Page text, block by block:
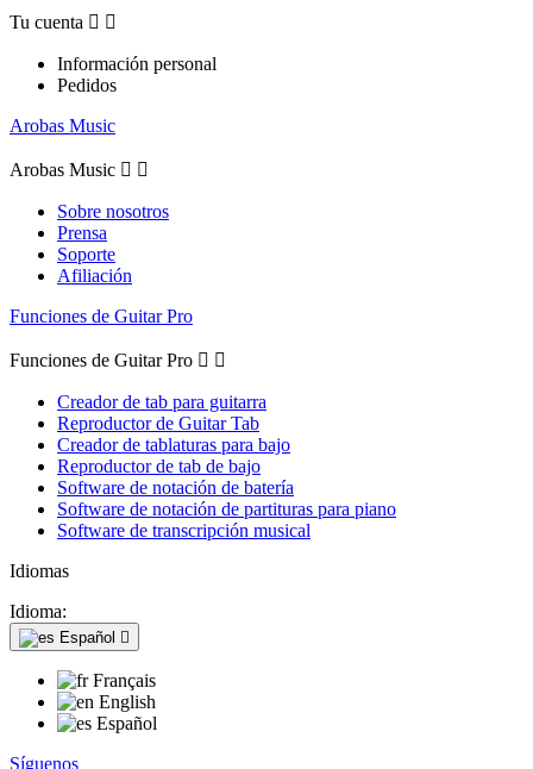
Tu cuenta  
Información personal
Pedidos
Arobas Music
Arobas Music  
Sobre nosotros
Prensa
Soporte
Afiliación
Funciones de Guitar Pro
Funciones de Guitar Pro  
Creador de tab para guitarra
Reproductor de Guitar Tab
Creador de tablaturas para bajo
Reproductor de tab de bajo
Software de notación de batería
Software de notación de partituras para piano
Software de transcripción musical
Idiomas
Idioma:
Español 
Français
English
Español
Síguenos